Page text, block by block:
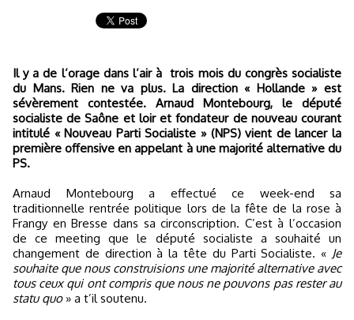
Il y a de l’orage dans l’air à trois mois du congrès socialiste
du Mans. Rien ne va plus. La direction « Hollande » est
sévèrement contestée. Arnaud Montebourg, le député
socialiste de Saône et loir et fondateur de nouveau courant
intitulé « Nouveau Parti Socialiste » (NPS) vient de lancer la
première offensive en appelant à une majorité alternative du
PS.
Arnaud Montebourg a effectué ce week-end sa
traditionnelle rentrée politique lors de la fête de la rose à
Frangy en Bresse dans sa circonscription. C’est à l’occasion
de ce meeting que le député socialiste a souhaité un
changement de direction à la tête du Parti Socialiste. « Je
souhaite que nous construisions une majorité alternative avec
tous ceux qui ont compris que nous ne pouvons pas rester au
statu quo» a t’il soutenu.